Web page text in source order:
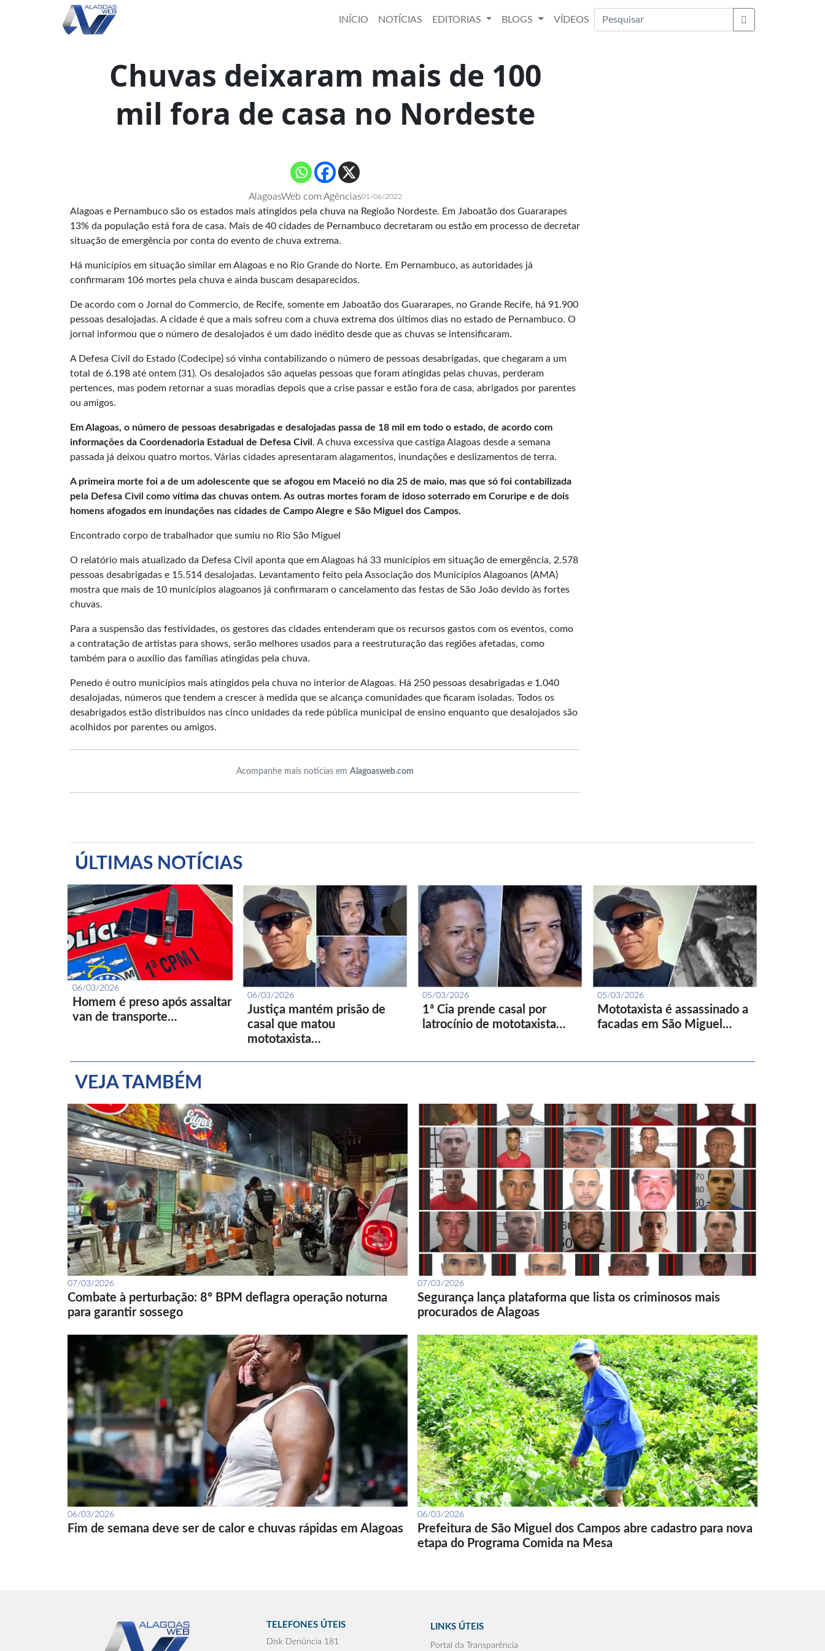
INÍCIO NOTÍCIAS EDITORIAS BLOGS
VÍDEOS
Buscar
Chuvas deixaram mais de 100
mil fora de casa no Nordeste
AlagoasWeb com Agências01/06/2022
Alagoas e Pernambuco são os estados mais atingidos pela chuva na Regioão Nordeste. Em Jaboatão dos Guararapes
13% da população está fora de casa. Mais de 40 cidades de Pernambuco decretaram ou estão em processo de decretar
situação de emergência por conta do evento de chuva extrema.
Há municípios em situação similar em Alagoas e no Rio Grande do Norte. Em Pernambuco, as autoridades já
confirmaram 106 mortes pela chuva e ainda buscam desaparecidos.
De acordo com o Jornal do Commercio, de Recife, somente em Jaboatão dos Guararapes, no Grande Recife, há 91.900
pessoas desalojadas. A cidade é que a mais sofreu com a chuva extrema dos últimos dias no estado de Pernambuco. O
jornal informou que o número de desalojados é um dado inédito desde que as chuvas se intensificaram.
A Defesa Civil do Estado (Codecipe) só vinha contabilizando o número de pessoas desabrigadas, que chegaram a um
total de 6.198 até ontem (31). Os desalojados são aquelas pessoas que foram atingidas pelas chuvas, perderam
pertences, mas podem retornar a suas moradias depois que a crise passar e estão fora de casa, abrigados por parentes
ou amigos.
Em Alagoas, o número de pessoas desabrigadas e desalojadas passa de 18 mil em todo o estado, de acordo com
informações da Coordenadoria Estadual de Defesa Civil . A chuva excessiva que castiga Alagoas desde a semana
passada já deixou quatro mortos. Várias cidades apresentaram alagamentos, inundações e deslizamentos de terra.
A primeira morte foi a de um adolescente que se afogou em Maceió no dia 25 de maio, mas que só foi contabilizada
pela Defesa Civil como vítima das chuvas ontem. As outras mortes foram de idoso soterrado em Coruripe e de dois
homens afogados em inundações nas cidades de Campo Alegre e São Miguel dos Campos.
Encontrado corpo de trabalhador que sumiu no Rio São Miguel
O relatório mais atualizado da Defesa Civil aponta que em Alagoas há 33 municípios em situação de emergência, 2.578
pessoas desabrigadas e 15.514 desalojadas. Levantamento feito pela Associação dos Municípios Alagoanos (AMA)
mostra que mais de 10 municípios alagoanos já confirmaram o cancelamento das festas de São João devido às fortes
chuvas.
Para a suspensão das festividades, os gestores das cidades entenderam que os recursos gastos com os eventos, como
a contratação de artistas para shows, serão melhores usados para a reestruturação das regiões afetadas, como
também para o auxílio das famílias atingidas pela chuva.
Penedo é outro municípios mais atingidos pela chuva no interior de Alagoas. Há 250 pessoas desabrigadas e 1.040
desalojadas, números que tendem a crescer à medida que se alcança comunidades que ficaram isoladas. Todos os
desabrigados estão distribuídos nas cinco unidades da rede pública municipal de ensino enquanto que desalojados são
acolhidos por parentes ou amigos.
Acompanhe mais notícias em Alagoasweb.com
ÚLTIMAS NOTÍCIAS
06/03/2026
Homem é preso após assaltar
van de transporte…
06/03/2026
Justiça mantém prisão de
casal que matou
mototaxista…
05/03/2026
1ª Cia prende casal por
latrocínio de mototaxista…
05/03/2026
Mototaxista é assassinado a
facadas em São Miguel…
VEJA TAMBÉM
07/03/2026
Combate à perturbação: 8º BPM deflagra operação noturna
para garantir sossego
07/03/2026
Segurança lança plataforma que lista os criminosos mais
procurados de Alagoas
06/03/2026
Fim de semana deve ser de calor e chuvas rápidas em Alagoas
06/03/2026
Prefeitura de São Miguel dos Campos abre cadastro para nova
etapa do Programa Comida na Mesa
TELEFONES ÚTEIS
Disk Denúncia 181
LINKS ÚTEIS
Portal da Transparência